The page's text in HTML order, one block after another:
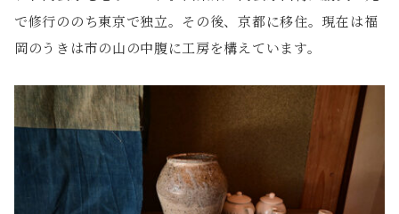
で修行ののち東京で独立。その後、京都に移住。現在は福
岡のうきは市の山の中腹に工房を構えています。